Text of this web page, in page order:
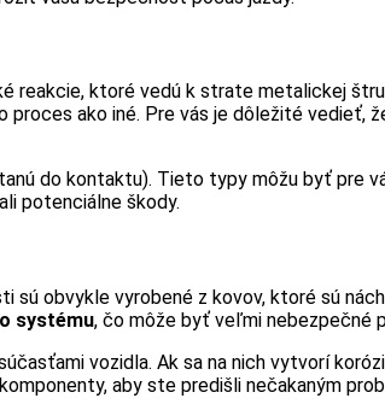
reakcie, ktoré vedú k strate metalickej
ako iné. Pre vás je dôležité vedieť,
do kontaktu). Tieto typy môžu byť pre
potenciálne škody.
sú obvykle vyrobené z kovov, ktoré sú
systému, čo môže byť veľmi nebezpečné
vozidla. Ak sa na nich vytvorí
aby ste predišli nečakaným